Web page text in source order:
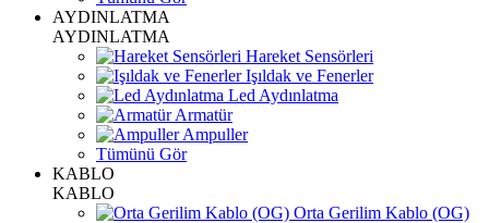
AYDINLATMA
AYDINLATMA
Hareket Sensörleri
Işıldak ve Fenerler
Led Aydınlatma
Armatür
Ampuller
Tümünü Gör
KABLO
KABLO
Orta Gerilim Kablo (OG)